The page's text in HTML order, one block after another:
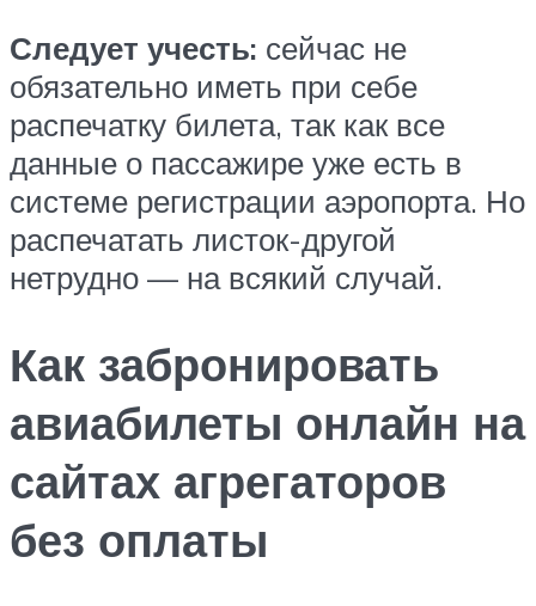
Следует учесть: сейчас не
обязательно иметь при себе
распечатку билета, так как все
данные о пассажире уже есть в
системе регистрации аэропорта. Но
распечатать листок-другой
нетрудно — на всякий случай.
Как забронировать
авиабилеты онлайн на
сайтах агрегаторов
без оплаты